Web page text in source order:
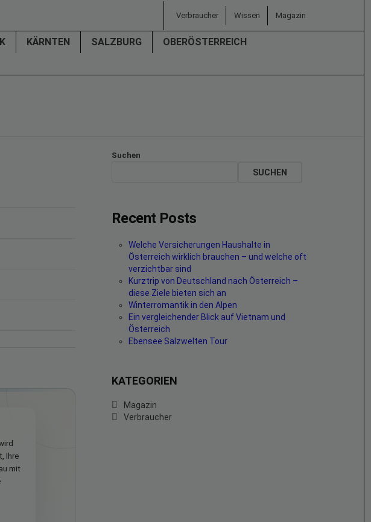
Verbraucher Wissen Magazin
KÄRNTEN SALZBURG
OBERÖSTERREICH
Ihre
mit
Suchen
SUCHEN
Recent Posts
Welche Versicherungen Haushalte in
Österreich wirklich brauchen – und welche oft
verzichtbar sind
Kurztrip von Deutschland nach Österreich –
diese Ziele bieten sich an
Winterromantik in den Alpen
Ein vergleichender Blick auf Vietnam und
Österreich
Ebensee Salzwelten Tour
KATEGORIEN
Magazin
Verbraucher